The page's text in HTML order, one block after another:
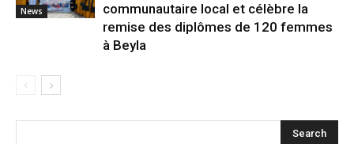
News
communautaire local et célèbre la
remise des diplômes de 120 femmes
à Beyla